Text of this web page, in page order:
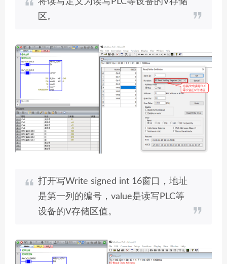
区。
打开写Write signed int 16窗口，地址
是第一列的编号，value是读写PLC等
设备的V存储区值。